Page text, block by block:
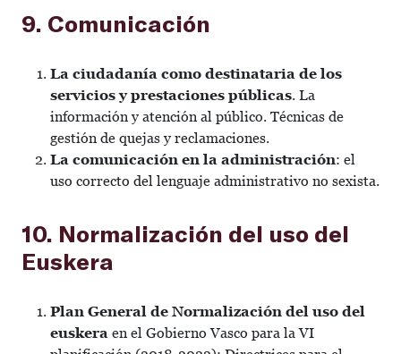
9. Comunicación
La ciudadanía como destinataria de los
servicios y prestaciones públicas. La
información y atención al público. Técnicas de
gestión de quejas y reclamaciones.
La comunicación en la administración: el
uso correcto del lenguaje administrativo no sexista.
10. Normalización del uso del
Euskera
Plan General de Normalización del uso del
euskera en el Gobierno Vasco para la VI